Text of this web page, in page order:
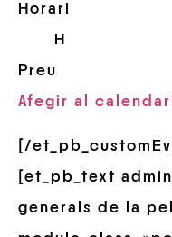
Horari
H
Preu
Afegir al
[/
[et_pb_text
generals de la